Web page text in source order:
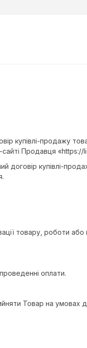
купівлі-продажу
Продавця
купівлі-
товару, роботи
оплати.
Товар на умовах